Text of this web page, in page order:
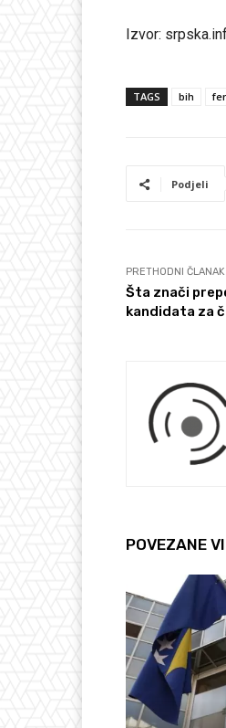
Izvor:
TAGS bih
Podjeli
PRETHODNI ČLANAK
Šta znači
kandidata za
POVEZANE